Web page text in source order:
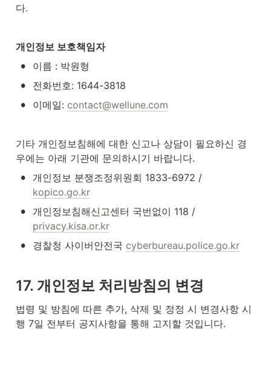
다.
개인정보 보호책임자
• 이름 : 박원형
• 전화번호: 1644-3818
• 이메일: contact@wellune.com
기타 개인정보침해에 대한 신고나 상담이 필요하신 경
우에는 아래 기관에 문의하시기 바랍니다.
•
kopico.go.kr
•
privacy.kisa.or.kr
• 경찰청 사이버안전국 cyberbureau.police.go.kr
17. 개인정보 처리방침의 변경
법령 및 방침에 따른 추가, 삭제 및 정정 시 변경사항 시
행 7일 전부터 공지사항을 통해 고지할 것입니다.